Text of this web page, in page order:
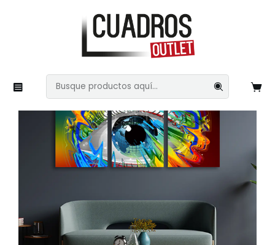
Imágenes Variadas Light Painting
Ojos 5